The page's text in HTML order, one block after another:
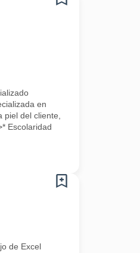
en
del cliente,
Escolaridad
de Excel